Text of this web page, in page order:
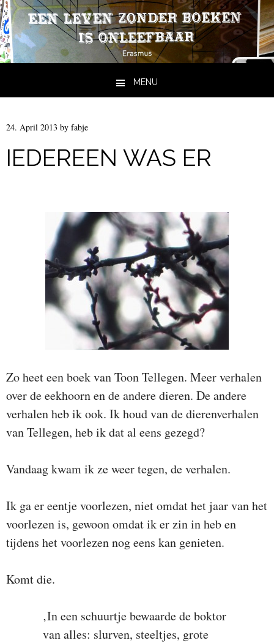
MENU
24. April 2013 by fabje
IEDEREEN WAS ER
Zo heet een boek van Toon Tellegen. Meer verhalen
over de eekhoorn en de andere dieren. De andere
verhalen heb ik ook. Ik houd van de dierenverhalen
van Tellegen, heb ik dat al eens gezegd?
Vandaag kwam ik ze weer tegen, de verhalen.
Ik ga er eentje voorlezen, niet omdat het jaar van het
voorlezen is, gewoon omdat ik er zin in heb en
tijdens het voorlezen nog eens kan genieten.
Komt die.
‚In een schuurtje bewaarde de boktor
van alles: slurven, steeltjes, grote